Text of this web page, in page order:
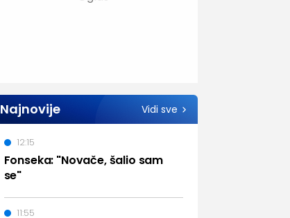
Najnovije Vidi sve
Fonseka: "Novače, šalio sam
se"
12:15
11:55